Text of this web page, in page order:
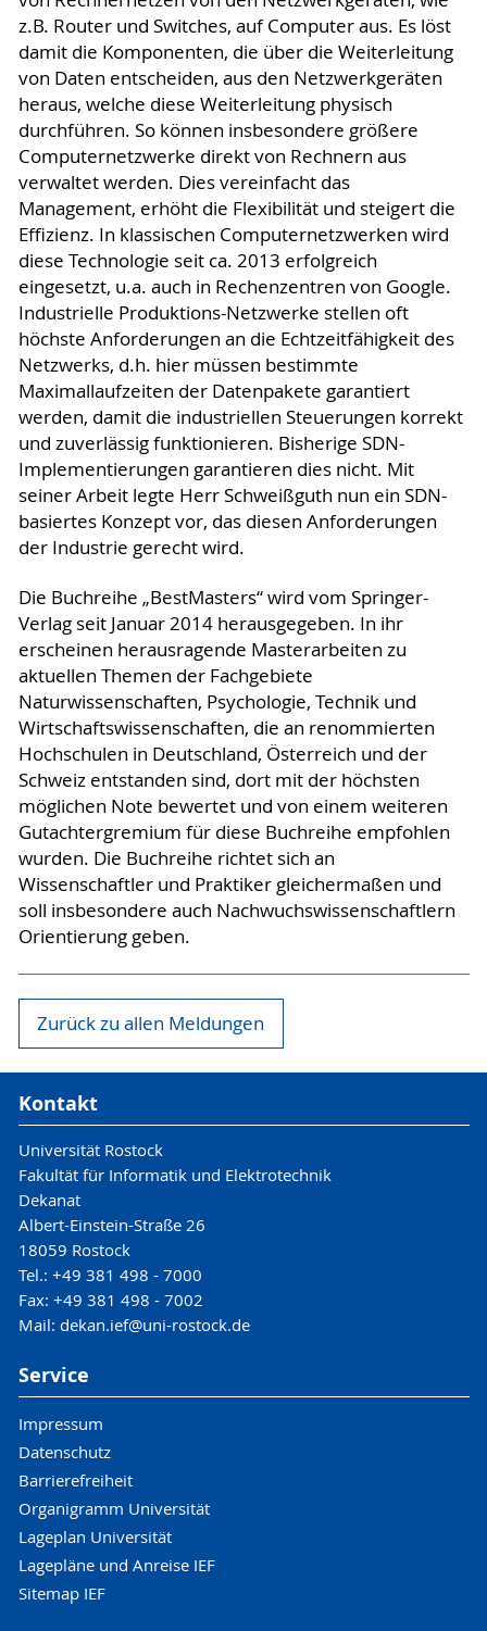
z.B. Router und Switches, auf Computer aus. Es löst
damit die Komponenten, die über die Weiterleitung
von Daten entscheiden, aus den Netzwerkgeräten
heraus, welche diese Weiterleitung physisch
durchführen. So können insbesondere größere
Computernetzwerke direkt von Rechnern aus
verwaltet werden. Dies vereinfacht das
Management, erhöht die Flexibilität und steigert die
Effizienz. In klassischen Computernetzwerken wird
diese Technologie seit ca. 2013 erfolgreich
eingesetzt, u.a. auch in Rechenzentren von Google.
Industrielle Produktions-Netzwerke stellen oft
höchste Anforderungen an die Echtzeitfähigkeit des
Netzwerks, d.h. hier müssen bestimmte
Maximallaufzeiten der Datenpakete garantiert
werden, damit die industriellen Steuerungen korrekt
und zuverlässig funktionieren. Bisherige SDN-
Implementierungen garantieren dies nicht. Mit
seiner Arbeit legte Herr Schweißguth nun ein SDN-
basiertes Konzept vor, das diesen Anforderungen
der Industrie gerecht wird.
Die Buchreihe „BestMasters“ wird vom Springer-
Verlag seit Januar 2014 herausgegeben. In ihr
erscheinen herausragende Masterarbeiten zu
aktuellen Themen der Fachgebiete
Naturwissenschaften, Psychologie, Technik und
Wirtschaftswissenschaften, die an renommierten
Hochschulen in Deutschland, Österreich und der
Schweiz entstanden sind, dort mit der höchsten
möglichen Note bewertet und von einem weiteren
Gutachtergremium für diese Buchreihe empfohlen
wurden. Die Buchreihe richtet sich an
Wissenschaftler und Praktiker gleichermaßen und
soll insbesondere auch Nachwuchswissenschaftlern
Orientierung geben.
Zurück zu allen Meldungen
Kontakt
Universität Rostock
Fakultät für Informatik und Elektrotechnik
Dekanat
Albert-Einstein-Straße 26
18059 Rostock
Tel.: +49 381 498 - 7000
Fax: +49 381 498 - 7002
Mail: dekan.ief@uni-rostock.de
Service
Impressum
Datenschutz
Barrierefreiheit
Organigramm Universität
Lageplan Universität
Lagepläne und Anreise IEF
Sitemap IEF